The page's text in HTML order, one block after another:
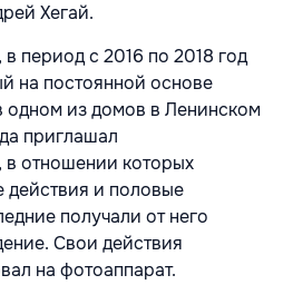
Хегай.
период с 2016 по 2018 год
на постоянной основе
одном из домов в Ленинском
приглашал
в отношении которых
действия и половые
получали от него
Свои действия
на фотоаппарат.